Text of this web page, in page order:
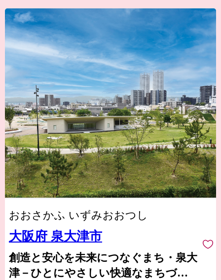
おおさかふ いずみおおつし
大阪府 泉大津市
創造と安心を未来につなぐまち・泉大
津－ひとにやさしい快適なまちづく